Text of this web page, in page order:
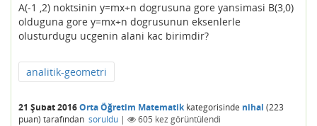
A(-1 ,2) noktsinin y=mx+n dogrusuna gore yansimasi B(3,0)
olduguna gore y=mx+n dogrusunun eksenlerle
olusturdugu ucgenin alani kac birimdir?
analitik-geometri
21 Şubat 2016Orta Öğretim Matematikkategorisinde nihal (223
puan) tarafından soruldu | 605 kez görüntülendi